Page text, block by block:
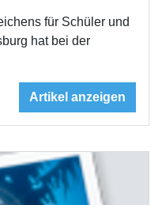
für Schüler und
hat bei der
Artikel anzeigen